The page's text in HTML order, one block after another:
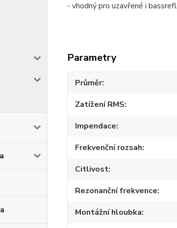
- vhodný pro uzavřené i
Parametry
Průměr
Zatížení RMS
Impendace
Frekvenční rozsah
Citlivost
Rezonanční frekvence
Montážní hloubka